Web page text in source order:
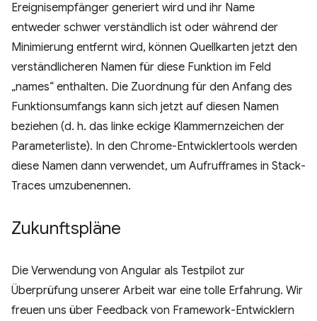
Ereignisempfänger generiert wird und ihr Name
entweder schwer verständlich ist oder während der
Minimierung entfernt wird, können Quellkarten jetzt den
verständlicheren Namen für diese Funktion im Feld
„names“ enthalten. Die Zuordnung für den Anfang des
Funktionsumfangs kann sich jetzt auf diesen Namen
beziehen (d. h. das linke eckige Klammernzeichen der
Parameterliste). In den Chrome-Entwicklertools werden
diese Namen dann verwendet, um Aufrufframes in Stack-
Traces umzubenennen.
Zukunftspläne
Die Verwendung von Angular als Testpilot zur
Überprüfung unserer Arbeit war eine tolle Erfahrung. Wir
freuen uns über Feedback von Framework-Entwicklern